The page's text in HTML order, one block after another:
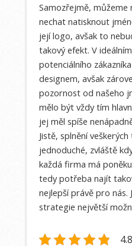
Samozřejmě, můžeme
nechat natisknout
její logo, avšak to
takový efekt.V
potenciálního
designem, avšak
pozornost od našeho
mělo být vždy tím
jej měl spíše
Jistě, splnění
jednoduché, zvláště
každá firma má
tedy potřeba najít
nejlepší právě pro
strategie největší